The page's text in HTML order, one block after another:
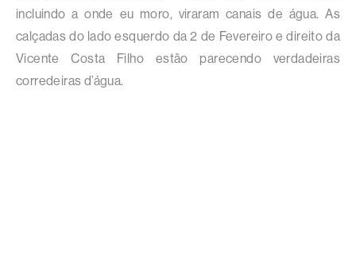
incluindo a onde eu moro, viraram canais de água. As
calçadas do lado esquerdo da 2 de Fevereiro e direito da
Vicente Costa Filho estão parecendo verdadeiras
corredeiras d’água.